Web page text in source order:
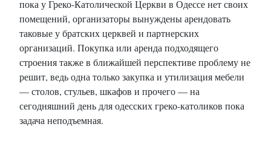
пока у Греко-Католической Церкви в Одессе нет своих
помещений, организаторы вынуждены арендовать
таковые у братских церквей и партнерских
организаций. Покупка или аренда подходящего
строения также в ближайшей перспективе проблему не
решит, ведь одна только закупка и утилизация мебели
— столов, стульев, шкафов и прочего — на
сегодняшний день для одесских греко-католиков пока
задача неподъемная.